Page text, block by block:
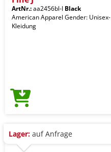
ArtNr.:aa2456bl-l Black
American Apparel Gender: Unisex-
Kleidung
Lager: auf Anfrage